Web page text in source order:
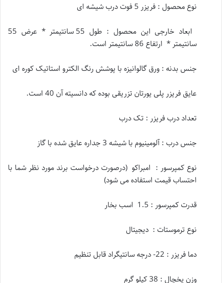
نوع محصول : فریزر 5 فوت درب شیشه ای
ابعاد خارجی این محصول : طول 55 سانتیمتر * عرض 55
سانتیمتر * ارتفاع 86 سانتیمتر است.
جنس بدنه : ورق گالوانیزه با پوشش رنگ الکترو استاتیک کوره ای
عایق فریزر پلی یورتان تزریقی بوده که دانسیته آن 40 است.
تعداد درب فریزر : تک درب
جنس درب : آلومینیوم با شیشه 3 جداره عایق شده با گاز
نوع کمپرسور : امبراکو (درصورت درخواست برند مورد نظر شما با
احتساب قیمت استفاده می شود)
قدرت کمپرسور : 1.5 اسب بخار
نوع ترموستات : دیجیتال
دما فریزر : 22- درجه سانتیگراد قابل تنظیم
وزن یخچال : 38 کیلو گرم